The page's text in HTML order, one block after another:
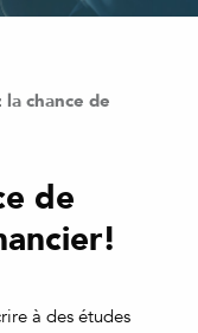
chance de
de
à des études